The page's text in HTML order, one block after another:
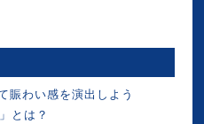
賑わい感を演出しよう
とは？